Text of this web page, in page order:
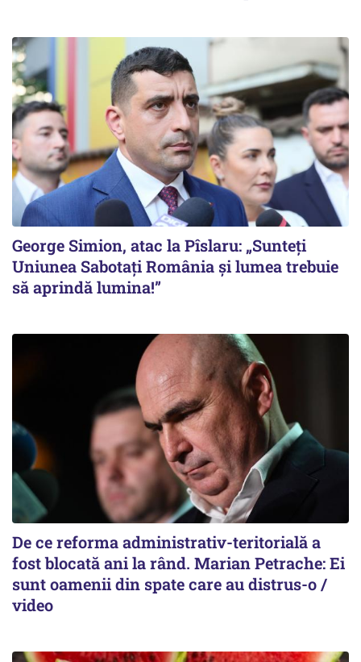
George Simion, atac la Pîslaru: „Sunteți
Uniunea Sabotați România și lumea trebuie
să aprindă lumina!”
De ce reforma administrativ-teritorială a
fost blocată ani la rând. Marian Petrache: Ei
sunt oamenii din spate care au distrus-o /
video